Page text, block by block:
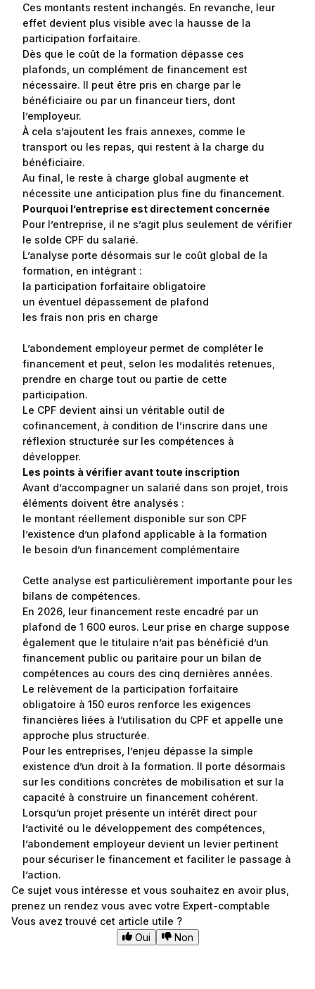
Ces montants restent inchangés. En revanche, leur
effet devient plus visible avec la hausse de la
participation forfaitaire.
Dès que le coût de la formation dépasse ces
plafonds, un complément de financement est
nécessaire. Il peut être pris en charge par le
bénéficiaire ou par un financeur tiers, dont
l’employeur.
À cela s’ajoutent les frais annexes, comme le
transport ou les repas, qui restent à la charge du
bénéficiaire.
Au final, le reste à charge global augmente et
nécessite une anticipation plus fine du financement.
Pourquoi l’entreprise est directement concernée
Pour l’entreprise, il ne s’agit plus seulement de vérifier
le solde CPF du salarié.
L’analyse porte désormais sur le coût global de la
formation, en intégrant :
la participation forfaitaire obligatoire
un éventuel dépassement de plafond
les frais non pris en charge
L’abondement employeur permet de compléter le
financement et peut, selon les modalités retenues,
prendre en charge tout ou partie de cette
participation.
Le CPF devient ainsi un véritable outil de
cofinancement, à condition de l’inscrire dans une
réflexion structurée sur les compétences à
développer.
Les points à vérifier avant toute inscription
Avant d’accompagner un salarié dans son projet, trois
éléments doivent être analysés :
le montant réellement disponible sur son CPF
l’existence d’un plafond applicable à la formation
le besoin d’un financement complémentaire
Cette analyse est particulièrement importante pour les
bilans de compétences.
En 2026, leur financement reste encadré par un
plafond de 1 600 euros. Leur prise en charge suppose
également que le titulaire n’ait pas bénéficié d’un
financement public ou paritaire pour un bilan de
compétences au cours des cinq dernières années.
Le relèvement de la participation forfaitaire
obligatoire à 150 euros renforce les exigences
financières liées à l’utilisation du CPF et appelle une
approche plus structurée.
Pour les entreprises, l’enjeu dépasse la simple
existence d’un droit à la formation. Il porte désormais
sur les conditions concrètes de mobilisation et sur la
capacité à construire un financement cohérent.
Lorsqu’un projet présente un intérêt direct pour
l’activité ou le développement des compétences,
l’abondement employeur devient un levier pertinent
pour sécuriser le financement et faciliter le passage à
l’action.
Ce sujet vous intéresse et vous souhaitez en avoir plus,
prenez un rendez vous avec votre Expert-comptable
Vous avez trouvé cet article utile ?
Oui
Non